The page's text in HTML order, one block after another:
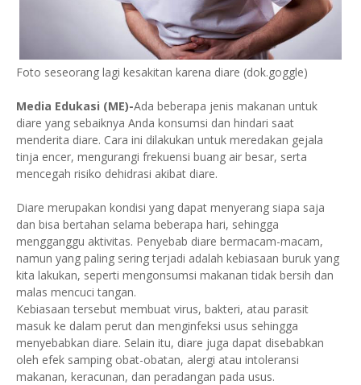
Foto seseorang lagi kesakitan karena diare (dok.goggle)
Media Edukasi (ME)-Ada beberapa jenis makanan untuk
diare yang sebaiknya Anda konsumsi dan hindari saat
menderita diare. Cara ini dilakukan untuk meredakan gejala
tinja encer, mengurangi frekuensi buang air besar, serta
mencegah risiko dehidrasi akibat diare.
Diare merupakan kondisi yang dapat menyerang siapa saja
dan bisa bertahan selama beberapa hari, sehingga
mengganggu aktivitas. Penyebab diare bermacam-macam,
namun yang paling sering terjadi adalah kebiasaan buruk yang
kita lakukan, seperti mengonsumsi makanan tidak bersih dan
malas mencuci tangan.
Kebiasaan tersebut membuat virus, bakteri, atau parasit
masuk ke dalam perut dan menginfeksi usus sehingga
menyebabkan diare. Selain itu, diare juga dapat disebabkan
oleh efek samping obat-obatan, alergi atau intoleransi
makanan, keracunan, dan peradangan pada usus.